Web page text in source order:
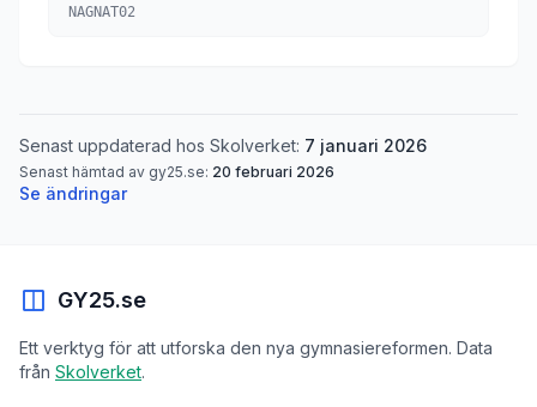
NAGNAT02
Senast uppdaterad hos Skolverket: 7 januari 2026
Senast hämtad av gy25.se: 20 februari 2026
Se ändringar
GY25.se
Ett verktyg för att utforska den nya gymnasiereformen. Data
från Skolverket.